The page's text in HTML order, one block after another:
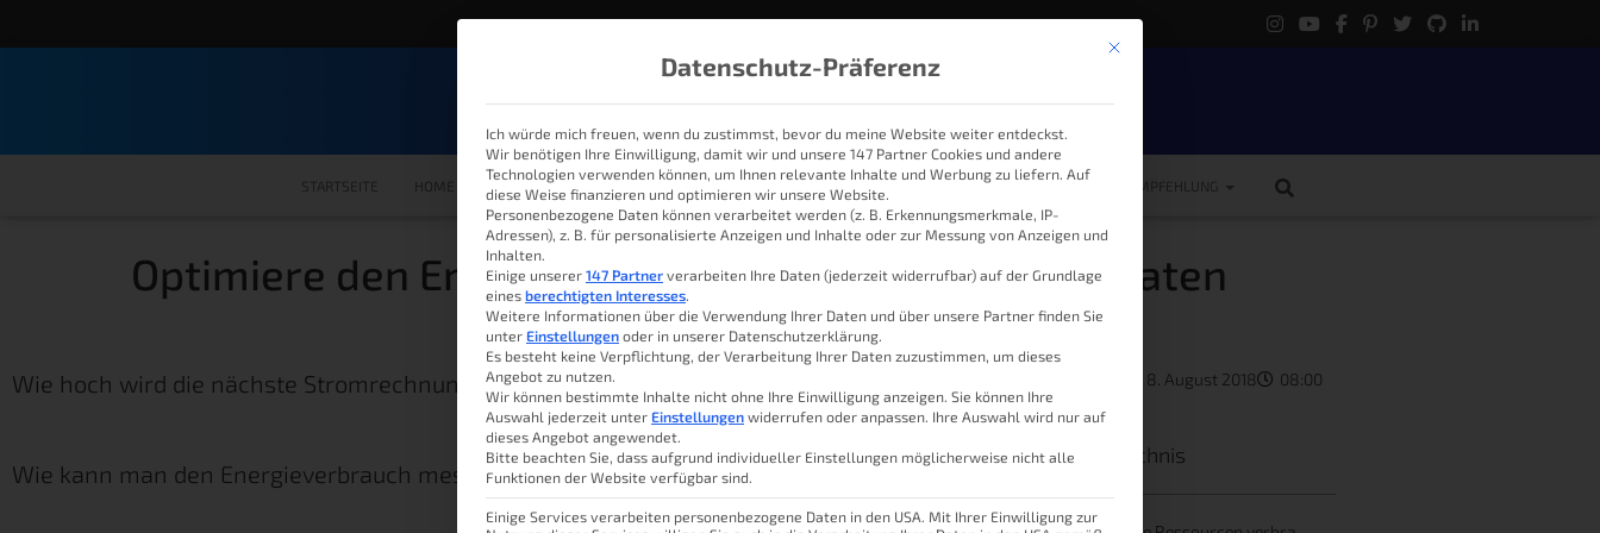
STARTSEITE HOME ASSISTANT IOBROKER THEMEN KATEGORIEN SMART HOME SYSTEME EMPFEHLUNG
Optimiere den Energieverbrauch mit Smart Home Daten
Wie hoch wird die nächste Stromrechnung?
Wie kann man den Energieverbrauch messen?
8. August 2018 08:00
Inhaltsverzeichnis
Mit diesem Button wird der Dialog geschlossen. Seine Funktionalität ist
Datenschutz-Präferenz
Ich würde mich freuen, wenn du zustimmst, bevor du meine Website weiter entdeckst.
Wir benötigen Ihre Einwilligung, damit wir und unsere 147 Partner Cookies und andere
Technologien verwenden können, um Ihnen relevante Inhalte und Werbung zu liefern. Auf
diese Weise finanzieren und optimieren wir unsere Website.
Personenbezogene Daten können verarbeitet werden (z. B. Erkennungsmerkmale, IP-
Adressen), z. B. für personalisierte Anzeigen und Inhalte oder zur Messung von Anzeigen und
Inhalten.
Einige unserer 147 Partner verarbeiten Ihre Daten (jederzeit widerrufbar) auf der Grundlage
eines berechtigten Interesses.
Weitere Informationen über die Verwendung Ihrer Daten und über unsere Partner finden Sie
unter Einstellungen oder in unserer Datenschutzerklärung.
Es besteht keine Verpflichtung, der Verarbeitung Ihrer Daten zuzustimmen, um dieses
Angebot zu nutzen.
Wir können bestimmte Inhalte nicht ohne Ihre Einwilligung anzeigen. Sie können Ihre
Auswahl jederzeit unter Einstellungen widerrufen oder anpassen. Ihre Auswahl wird nur auf
dieses Angebot angewendet.
Bitte beachten Sie, dass aufgrund individueller Einstellungen möglicherweise nicht alle
Funktionen der Website verfügbar sind.
Einige Services verarbeiten personenbezogene Daten in den USA. Mit Ihrer Einwilligung zur